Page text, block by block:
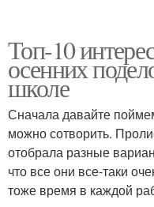
Топ-10
осенних
школе
Сначала давайте
можно сотворить.
отобрала разные
что все они все-таки
тоже время в каждой